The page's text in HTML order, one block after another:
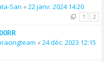
San « 22 janv. 2024 14:20
1 2
« 24 déc. 2023 12:15